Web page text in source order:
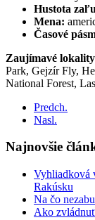
Hustota
Mena:
Časové
Zaujímavé
Park, Gejzír Fly,
National Forest,
Predch.
Nasl.
Najnovšie
Vyhliadková
Rakúsku
Na čo
Ako